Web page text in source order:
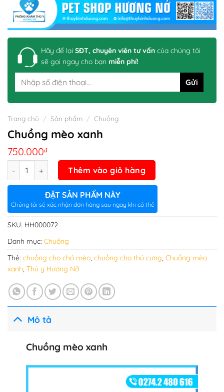
Hãy để lại SĐT, chuyên viên tư vấn của chúng tôi
sẽ gọi ngay cho bạn miễn phí!
Trang chủ / Sản phẩm / Chuồng
Chuồng mèo xanh
750.000₫
Thêm vào giỏ hàng
ĐẶT SẢN PHẨM NÀY
Chúng tôi sẽ xác nhận đơn hàng sau ngay khi có thể
SKU: HH000072
Danh mục: Chuồng
Thẻ: chuồng cho chó mèo, chuồng cho thú cưng, Chuồng mèo
xanh, Thú y Hương Nỡ
Mô tả
Chuồng mèo xanh